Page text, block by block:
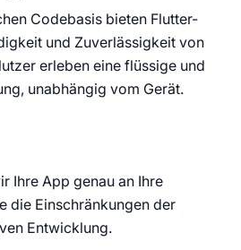
Codebasis bieten Flutter-
und Zuverlässigkeit von
erleben eine flüssige und
unabhängig vom Gerät.
Ihre App genau an Ihre
die Einschränkungen der
Entwicklung.